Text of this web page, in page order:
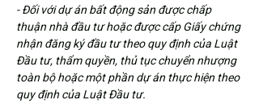
- Đối với dự án bất động sản được chấp
thuận nhà đầu tư hoặc được cấp Giấy chứng
nhận đăng ký đầu tư theo quy định của Luật
Đầu tư, thẩm quyền, thủ tục chuyển nhượng
toàn bộ hoặc một phần dự án thực hiện theo
quy định của Luật Đầu tư.